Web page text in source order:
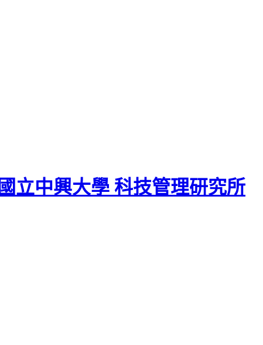
國立中興大學 科技管理研究所